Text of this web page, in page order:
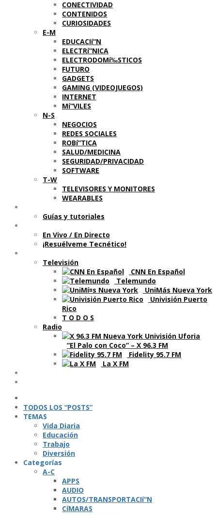
CONECTIVIDAD
CONTENIDOS
CURIOSIDADES
E-M
EDUCACIí“N
ELECTRí“NICA
ELECTRODOMí‰STICOS
FUTURO
GADGETS
GAMING (VIDEOJUEGOS)
INTERNET
Mí“VILES
N-S
NEGOCIOS
REDES SOCIALES
ROBí“TICA
SALUD/MEDICINA
SEGURIDAD/PRIVACIDAD
SOFTWARE
T-W
TELEVISORES Y MONITORES
WEARABLES
Guí­as y tutoriales
En Vivo / En Directo
¡Resuélveme Tecnético!
Televisión
CNN En Español
Telemundo
UniMás Nueva York
Univisión Puerto
Rico
T O D O S
Radio
“El Palo con Coco” – X 96.3 FM
Fidelity 95.7 FM
La X FM
TODOS LOS “POSTS”
TEMAS
Vida Diaria
Educación
Trabajo
Diversión
Categorí­as
A-C
APPS
AUDIO
AUTOS/TRANSPORTACIí“N
CíMARAS